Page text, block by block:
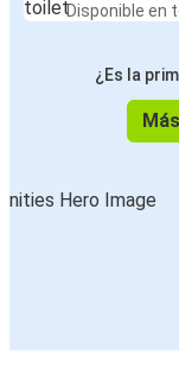
Disponible en
¿Es la